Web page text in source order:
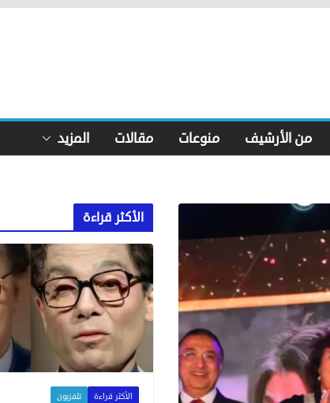
من الأرشيف منوعات مقالات المزيد
الأكثر قراءة
الأكثر قراءة تلفزيون